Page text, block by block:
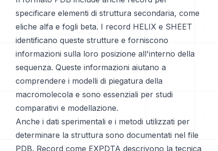
specificare elementi di struttura secondaria, come
eliche alfa e fogli beta. I record HELIX e SHEET
identificano queste strutture e forniscono
informazioni sulla loro posizione all'interno della
sequenza. Queste informazioni aiutano a
comprendere i modelli di piegatura della
macromolecola e sono essenziali per studi
comparativi e modellazione.
Anche i dati sperimentali e i metodi utilizzati per
determinare la struttura sono documentati nel file
PDB. Record come EXPDTA descrivono la tecnica